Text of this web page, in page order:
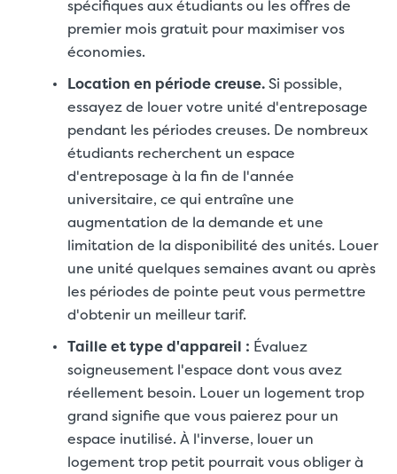
spécifiques aux étudiants ou les offres de
premier mois gratuit pour maximiser vos
économies.
Location en période creuse.Si possible,
essayez de louer votre unité d'entreposage
pendant les périodes creuses. De nombreux
étudiants recherchent un espace
d'entreposage à la fin de l'année
universitaire, ce qui entraîne une
augmentation de la demande et une
limitation de la disponibilité des unités. Louer
une unité quelques semaines avant ou après
les périodes de pointe peut vous permettre
d'obtenir un meilleur tarif.
Taille et type d'appareil : Évaluez
soigneusement l'espace dont vous avez
réellement besoin. Louer un logement trop
grand signifie que vous paierez pour un
espace inutilisé. À l'inverse, louer un
logement trop petit pourrait vous obliger à